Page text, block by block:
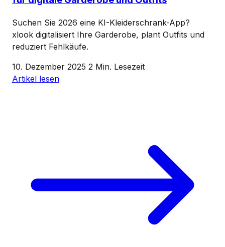
Suchen Sie 2026 eine KI-Kleiderschrank-App?
xlook digitalisiert Ihre Garderobe, plant Outfits und
reduziert Fehlkäufe.
10. Dezember 2025 2 Min. Lesezeit
Artikel lesen